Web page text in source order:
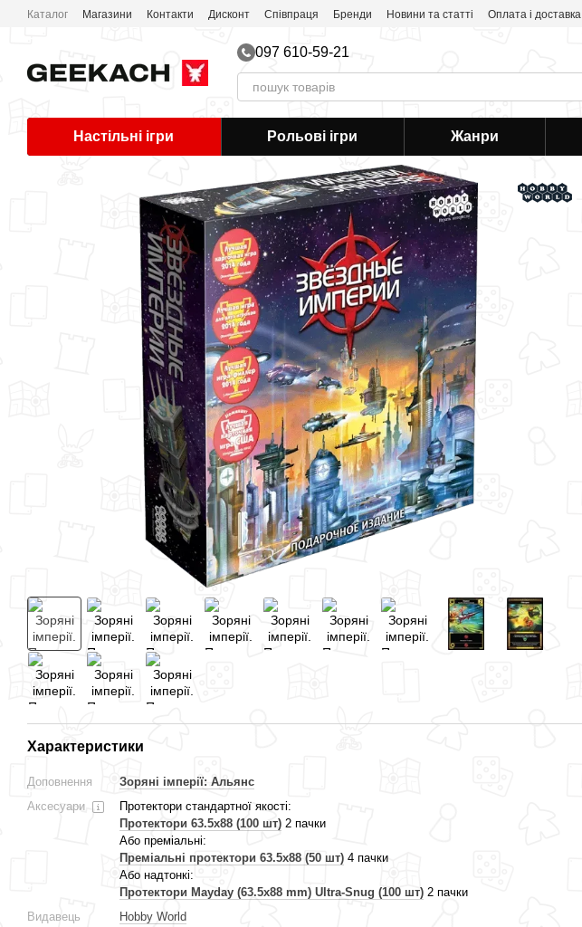
Перейти до основного контенту
Каталог Магазини Контакти Дисконт Співпраця Бренди Новини та статті Оплата і доставка
097 610-59-21
Настільні ігри Рольові ігри Жанри
Характеристики
Доповнення
Зоряні імперії: Альянс
Аксесуари
Протектори стандартної якості:
Протектори 63.5x88 (100 шт) 2 пачки
Або преміальні:
Преміальні протектори 63.5x88 (50 шт) 4 пачки
Або надтонкі:
Протектори Mayday (63.5x88 mm) Ultra-Snug (100 шт) 2 пачки
Видавець
Hobby World